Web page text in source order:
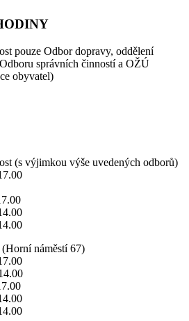
pouze Odbor dopravy, oddělení
správních činností a OŽÚ
obyvatel)
(s výjimkou výše uvedených odborů)
(Horní náměstí 67)